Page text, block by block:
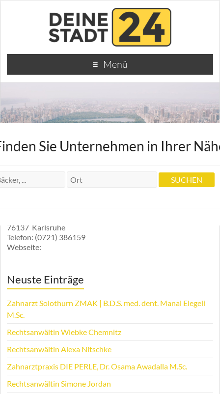
Menü
Sie Unternehmen in Ihrer
76137 Karlsruhe
Telefon: (0721) 386159
Webseite:
Neuste Einträge
Zahnarzt Solothurn ZMAK | B.D.S. med. dent. Manal Elegeli
M.Sc.
Rechtsanwältin Wiebke Chemnitz
Rechtsanwältin Alexa Nitschke
Zahnarztpraxis DIE PERLE, Dr. Osama Awadalla M.Sc.
Rechtsanwältin Simone Jordan